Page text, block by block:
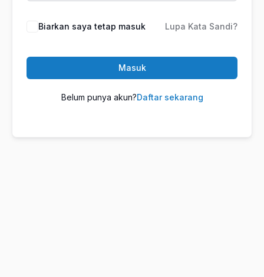
Biarkan saya tetap masuk Lupa Kata Sandi?
Masuk
Belum punya akun?Daftar sekarang